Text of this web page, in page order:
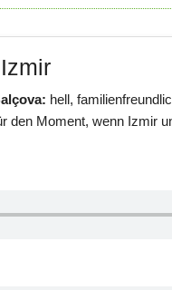
hell,
den Moment, wenn Izmir